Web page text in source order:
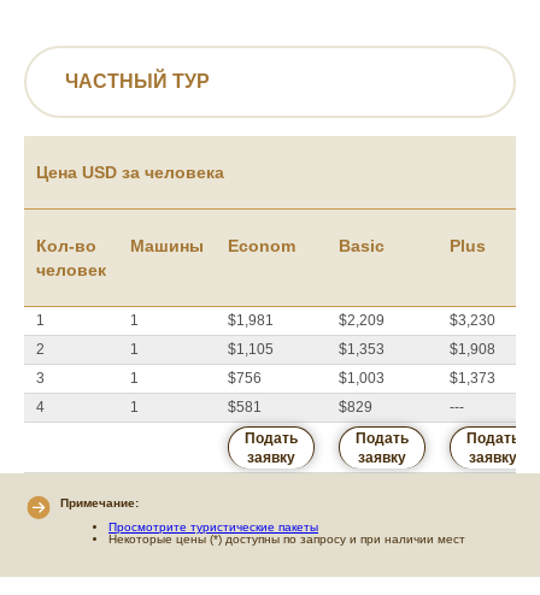
ЧАСТНЫЙ ТУР
Цена USD за человека
Кол-во
человек
Машины Econom Basic Plus
1 1 $1,981 $2,209
$3,230
2
1 $1,105 $1,353
$1,908
3
1 $756 $1,003
$1,373
4
1 $581 $829
---
Подать
заявку
Подать
заявку
Подать
заявку
Примечание:
Просмотрите туристические пакеты
Некоторые цены (*) доступны по запросу и при наличии мест
"ВНИМАНИЕ!
МЫ ЛЮБЕЗНО СООБЩАЕМ ВАМ, ЧТО, ИЗ УВАЖЕНИЯ
К КАЗАХСКОЙ КУЛЬТУРЕ И РЕЛИГИОЗНЫМ
УБЕЖДЕНИЯМ, НАШИ ТУРЫ НЕ СОДЕРЖАТ
АЛКОГОЛЬ.
В СЛУЧАЕ НЕОЖИДАННЫХ ПОГОДНЫХ УСЛОВИЙ,
ТАКИХ КАК ШТОРМЫ, СИЛЬНЫЙ ДОЖДЬ ИЛИ
ВЫНУЖДЕНА ПОКИНУТЬ ЛАГЕРЬ И УКРЫТЬСЯ В
Я согласен с условиями Политики
ИНФОРМАЦИЯ